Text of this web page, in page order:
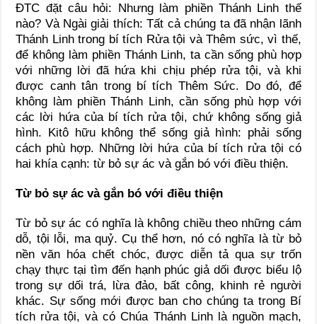
ĐTC đặt câu hỏi: Nhưng làm phiền Thánh Linh thế
nào? Và Ngài giải thích: Tất cả chúng ta đã nhận lãnh
Thánh Linh trong bí tích Rửa tội và Thêm sức, vì thế,
để không làm phiền Thánh Linh, ta cần sống phù hợp
với những lời đã hứa khi chịu phép rửa tội, và khi
được canh tân trong bí tích Thêm Sức. Do đó, để
không làm phiền Thánh Linh, cần sống phù hợp với
các lời hứa của bí tích rửa tội, chứ không sống giả
hình. Kitô hữu không thể sống giả hình: phải sống
cách phù hợp. Những lời hứa của bí tích rửa tội có
hai khía cạnh: từ bỏ sự ác và gắn bó với điều thiện.
Từ bỏ sự ác và gắn bó với điều thiện
Từ bỏ sự ác có nghĩa là không chiều theo những cám
dỗ, tội lỗi, ma quỷ. Cụ thể hơn, nó có nghĩa là từ bỏ
nền văn hóa chết chóc, được diễn tả qua sự trốn
chạy thực tại tìm đến hạnh phúc giả dối được biểu lộ
trong sự dối trá, lừa đảo, bất công, khinh rẻ người
khác. Sự sống mới được ban cho chúng ta trong Bí
tích rửa tội, và có Chúa Thánh Linh là nguồn mạch,